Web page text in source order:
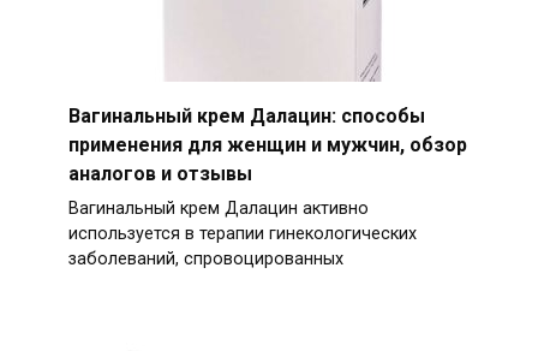
Вагинальный крем Далацин: способы
применения для женщин и мужчин, обзор
аналогов и отзывы
Вагинальный крем Далацин активно
используется в терапии гинекологических
заболеваний, спровоцированных